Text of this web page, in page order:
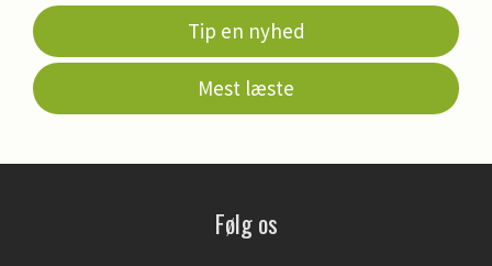
Tip en nyhed
Mest læste
Følg os